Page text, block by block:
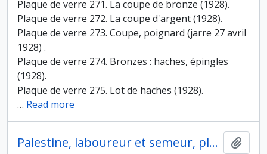
Plaque de verre 271. La coupe de bronze (1928).
Plaque de verre 272. La coupe d'argent (1928).
Plaque de verre 273. Coupe, poignard (jarre 27 avril
1928) .
Plaque de verre 274. Bronzes : haches, épingles
(1928).
Plaque de verre 275. Lot de haches (1928).
… Read more
Palestine, laboureur et semeur, plaque de verre 999